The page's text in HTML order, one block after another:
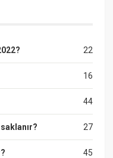
22
16
44
27
45